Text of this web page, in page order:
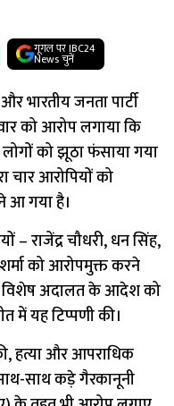
गूगल पर IBC24
News चुनें
भारतीय जनता पार्टी
को आरोप लगाया कि
को झूठा फंसाया गया
चार आरोपियों को
आ गया है।
– राजेंद्र चौधरी, धन सिंह,
को आरोपमुक्त करने
अदालत के आदेश को
में यह टिप्पणी की।
हत्या और आपराधिक
साथ कड़े गैरकानूनी